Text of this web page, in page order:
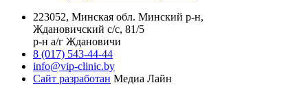
223052, Минская обл. Минский р-н,
Ждановичский с/с, 81/5
р-н а/г Ждановичи
8 (017) 543-44-44
info@vip-clinic.by
Сайт разработан Медиа Лайн